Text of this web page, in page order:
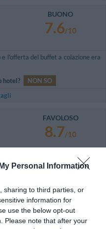
Personal Information
sharing to third parties, or
information for
use the below opt-out
Please note that after your
BUONO
7.6/10
l'offerta del buffet a colazione era
hotel?
NON SO
FAVOLOSO
8.7/10
OTTIMO